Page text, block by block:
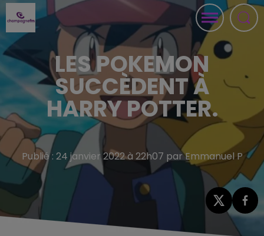
LES POKEMON
SUCCÈDENT À
HARRY POTTER.
Publié : 24 janvier 2022 à 22h07 par Emmanuel P